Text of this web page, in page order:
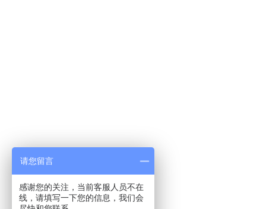
请您留言
感谢您的关注，当前客服人员不在
线，请填写一下您的信息，我们会